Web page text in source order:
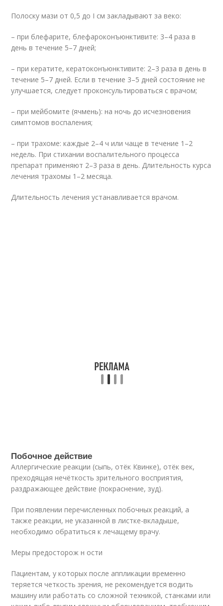
Полоску мази от 0,5 до I см закладывают за веко:
– при блефарите, блефароконъюнктивите: 3–4 раза в
день в течение 5–7 дней;
– при кератите, кератоконъюнктивите: 2–3 раза в день в
течение 5–7 дней. Если в течение 3–5 дней состояние не
улучшается, следует проконсультироваться с врачом;
– при мейбомите (ячмень): на ночь до исчезновения
симптомов воспаления;
– при трахоме: каждые 2–4 ч или чаще в течение 1–2
недель. При стихании воспалительного процесса
препарат применяют 2–3 раза в день. Длительность курса
лечения трахомы 1–2 месяца.
Длительность лечения устанавливается врачом.
Побочное действие
Аллергические реакции (сыпь, отёк Квинке), отёк век,
преходящая нечёткость зрительного восприятия,
раздражающее действие (покраснение, зуд).
При появлении перечисленных побочных реакций, а
также реакции, не указанной в листке-вкладыше,
необходимо обратиться к лечащему врачу.
Меры предосторож н ости
Пациентам, у которых после аппликации временно
теряется четкость зрения, не рекомендуется водить
машину или работать со сложной техникой, станками или